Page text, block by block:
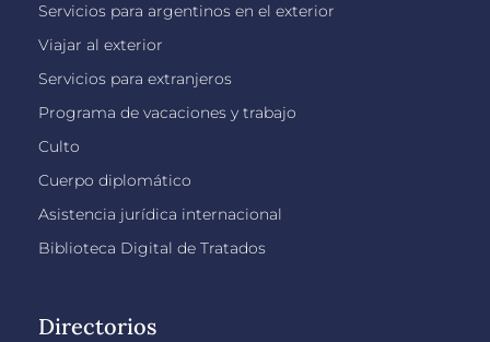
Servicios para argentinos en el exterior
Viajar al exterior
Servicios para extranjeros
Programa de vacaciones y trabajo
Culto
Cuerpo diplomático
Asistencia jurídica internacional
Biblioteca Digital de Tratados
Directorios